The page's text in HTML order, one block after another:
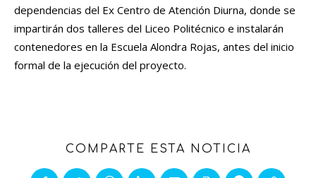
dependencias del Ex Centro de Atención Diurna, donde se
impartirán dos talleres del Liceo Politécnico e instalarán
contenedores en la Escuela Alondra Rojas, antes del inicio
formal de la ejecución del proyecto.
COMPARTE ESTA NOTICIA